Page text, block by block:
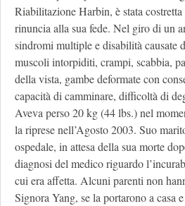
Riabilitazione Harbin, è stata
rinuncia alla sua fede. Nel giro di un
sindromi multiple e disabilità causate
muscoli intorpiditi, crampi, scabbia,
della vista, gambe deformate con
capacità di camminare, difficoltà di
Aveva perso 20 kg (44 lbs.) nel
la riprese nell’Agosto 2003. Suo
ospedale, in attesa della sua morte
diagnosi del medico riguardo
cui era affetta. Alcuni parenti non
Signora Yang, se la portarono a casa